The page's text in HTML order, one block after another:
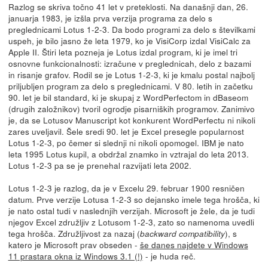
Razlog se skriva točno 41 let v preteklosti. Na današnji dan, 26.
januarja 1983, je izšla prva verzija programa za delo s
preglednicami Lotus 1-2-3. Da bodo programi za delo s številkami
uspeh, je bilo jasno že leta 1979, ko je VisiCorp izdal VisiCalc za
Apple II. Štiri leta pozneja je Lotus izdal program, ki je imel tri
osnovne funkcionalnosti: izračune v preglednicah, delo z bazami
in risanje grafov. Rodil se je Lotus 1-2-3, ki je kmalu postal najbolj
priljubljen program za delo s preglednicami. V 80. letih in začetku
90. let je bil standard, ki je skupaj z WordPerfectom in dBaseom
(drugih založnikov) tvoril ogrodje pisarniških programov. Zanimivo
je, da se Lotusov Manuscript kot konkurent WordPerfectu ni nikoli
zares uveljavil. Šele sredi 90. let je Excel presegle popularnost
Lotus 1-2-3, po čemer si slednji ni nikoli opomogel. IBM je nato
leta 1995 Lotus kupil, a obdržal znamko in vztrajal do leta 2013.
Lotus 1-2-3 pa se je prenehal razvijati leta 2002.
Lotus 1-2-3 je razlog, da je v Excelu 29. februar 1900 resničen
datum. Prve verzije Lotusa 1-2-3 so dejansko imele tega hrošča, ki
je nato ostal tudi v naslednjih verzijah. Microsoft je žele, da je tudi
njegov Excel združljiv z Lotusom 1-2-3, zato so namenoma uvedli
tega hrošča. Združljivost za nazaj (backward compatibility), s
katero je Microsoft prav obseden - še danes najdete v Windows
11 prastara okna iz Windows 3.1 (!) - je huda reč.